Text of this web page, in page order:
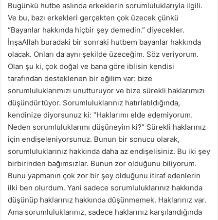
Bugünkü hutbe aslında erkeklerin sorumluluklarıyla ilgili.
Ve bu, bazı erkekleri gerçekten çok üzecek çünkü
“Bayanlar hakkında hiçbir şey demedin.” diyecekler.
İnşaAllah buradaki bir sonraki hutbem bayanlar hakkında
olacak. Onları da aynı şekilde üzeceğim. Söz veriyorum.
Olan şu ki, çok doğal ve bana göre iblisin kendisi
tarafından desteklenen bir eğilim var: bize
sorumluluklarımızı unutturuyor ve bize sürekli haklarımızı
düşündürtüyor. Sorumluluklarınız hatırlatıldığında,
kendinize diyorsunuz ki: “Haklarımı elde edemiyorum.
Neden sorumluluklarımı düşüneyim ki?” Sürekli haklarınız
için endişeleniyorsunuz. Bunun bir sonucu olarak,
sorumluluklarınız hakkında daha az endişelisiniz. Bu iki şey
birbirinden bağımsızlar. Bunun zor olduğunu biliyorum.
Bunu yapmanın çok zor bir şey olduğunu itiraf edenlerin
ilki ben olurdum. Yani sadece sorumluluklarınız hakkında
düşünüp haklarınız hakkında düşünmemek. Haklarınız var.
Ama sorumluluklarınız, sadece haklarınız karşılandığında